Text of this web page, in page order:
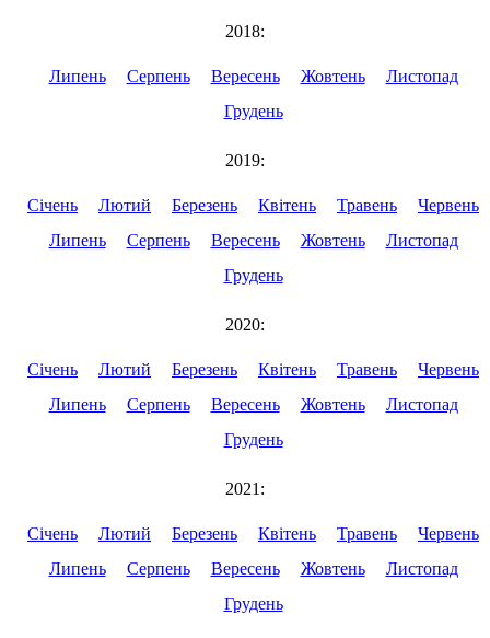
2018:
Липень Серпень Вересень Жовтень
Листопад
Грудень
2019:
Січень Лютий Березень Квітень Травень
Червень
Липень
Серпень Вересень Жовтень
Листопад
Грудень
2020:
Січень Лютий Березень Квітень Травень
Червень
Липень
Серпень Вересень Жовтень
Листопад
Грудень
2021:
Січень Лютий Березень Квітень Травень
Червень
Липень
Серпень Вересень Жовтень
Листопад
Грудень